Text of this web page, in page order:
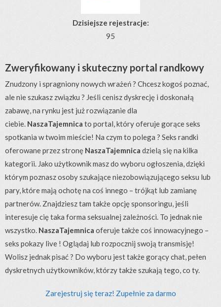
Dzisiejsze rejestracje:
95
Zweryfikowany i skuteczny portal randkowy
Znudzony i spragniony nowych wrażeń ? Chcesz kogoś poznać,
ale nie szukasz związku ? Jeśli cenisz dyskrecję i doskonałą
zabawę, na rynku jest już rozwiązanie dla
ciebie. NaszaTajemnica to portal, który oferuje gorące seks
spotkania w twoim mieście! Na czym to polega ? Seks randki
oferowane przez stronę NaszaTajemnica dzielą się na kilka
kategorii. Jako użytkownik masz do wyboru ogłoszenia, dzięki
którym poznasz osoby szukające niezobowiązującego seksu lub
pary, które mają ochotę na coś innego – trójkąt lub zamianę
partnerów. Znajdziesz tam także opcję sponsoringu, jeśli
interesuje cię taka forma seksualnej zależności. To jednak nie
wszystko. NaszaTajemnica oferuje także coś innowacyjnego –
seks pokazy live ! Oglądaj lub rozpocznij swoją transmisję!
Wolisz jednak pisać ? Do wyboru jest także gorący chat, pełen
dyskretnych użytkowników, którzy także szukają tego, co ty.
Zarejestruj się teraz! Zupełnie za darmo